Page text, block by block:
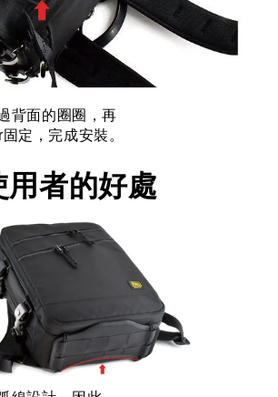
背面的圈圈，再
定，完成安裝。
用者的好處